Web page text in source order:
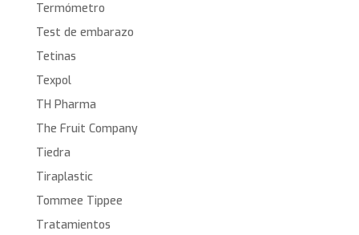
Termómetro
Test de embarazo
Tetinas
Texpol
TH Pharma
The Fruit Company
Tiedra
Tiraplastic
Tommee Tippee
Tratamientos